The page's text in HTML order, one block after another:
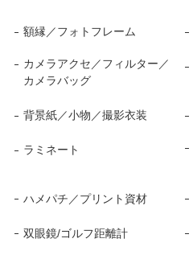
額縁／フォトフレーム
カメラアクセ／フィルター／
カメラバッグ
背景紙／小物／撮影衣装
ラミネート
ハメパチ／プリント資材
双眼鏡/ゴルフ距離計